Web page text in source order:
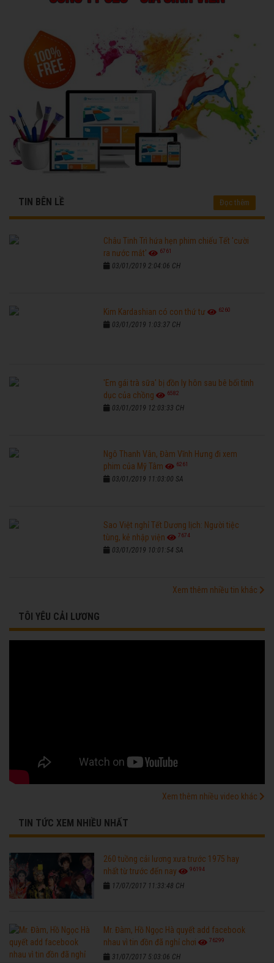
TIN BÊN LỀ Đọc thêm
Châu Tinh Trì hứa hẹn phim chiếu Tết 'cười
ra nước mắt'
6761
03/01/2019 2:04:06 CH
Kim Kardashian có con thứ tư 6260
03/01/2019 1:03:37 CH
'Em gái trà sữa' bị đồn ly hôn sau bê bối tình
dục của chồng
6582
03/01/2019 12:03:33 CH
Ngô Thanh Vân, Đàm Vĩnh Hưng đi xem
phim của Mỹ Tâm
6261
03/01/2019 11:03:00 SA
Sao Việt nghỉ Tết Dương lịch: Người tiệc
tùng, kẻ nhập viện
7674
03/01/2019 10:01:54 SA
Xem thêm nhiều tin khác
TÔI YÊU CẢI LƯƠNG
Xem thêm nhiều video khác
TIN TỨC XEM NHIỀU NHẤT
260 tuồng cải lương xưa trước 1975 hay
nhất từ trước đến nay
96194
17/07/2017 11:33:48 CH
Mr. Đàm, Hồ Ngọc Hà quyết add facebook
nhau vì tin đồn đã nghỉ chơi
76299
31/07/2017 5:03:06 CH